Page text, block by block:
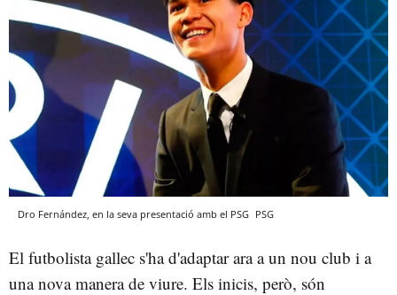
Dro Fernández, en la seva presentació amb el PSG PSG
El futbolista gallec s'ha d'adaptar ara a un nou club i a
una nova manera de viure. Els inicis, però, són